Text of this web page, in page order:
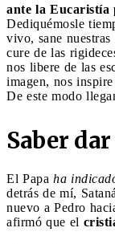
ante la Eucaristía
Dediquémosle
vivo, sane
cure de las
nos libere de las
imagen, nos
De este modo
Saber
El Papa ha
detrás de mí,
nuevo a Pedro
afirmó que el